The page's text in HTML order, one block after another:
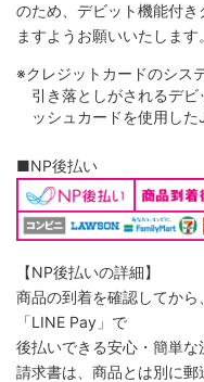
のため、デビット機能付
ますようお願いいたします。
※クレジットカードのシス
引き落としがされるデ
ッシュカードを使用し
■NP後払い
【NP後払いの詳細】
商品の到着を確認してから
「LINE Pay」で
後払いできる安心・簡単な
請求書は、商品とは別に